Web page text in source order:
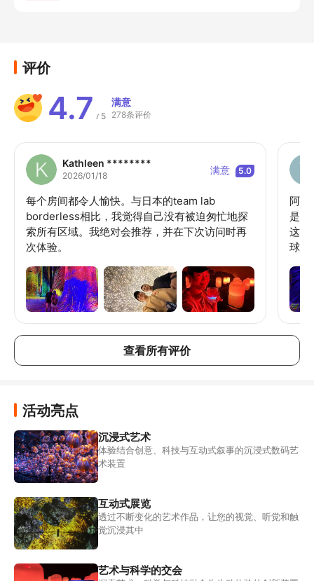
评价
4.7 / 5
满意
278条评价
Kathleen ********
2026/01/18 满意 5.0
每个房间都令人愉快。与日本的team lab
borderless相比，我觉得自己没有被迫匆忙地探
索所有区域。我绝对会推荐，并在下次访问时再
次体验。
阿布
是
这
球，
很棒
混乱
能看到的
门票
1 点
查看所有评价
活动亮点
沉浸式艺术
体验结合创意、科技与互动式叙事的沉浸式数码艺
术装置
互动式展览
透过不断变化的艺术作品，让您的视觉、听觉和触
觉沉浸其中
艺术与科学的交会